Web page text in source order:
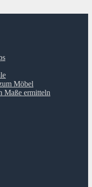
Möbel
Maße ermitteln